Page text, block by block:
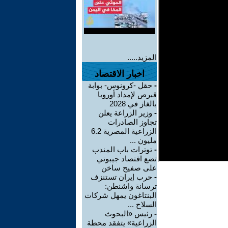
المزيد.....
اخبار الاقتصاد
- حقل -كرونوس- بوابة
قبرص لإمداد أوروبا
بالغاز في 2028
- وزير الزراعة يعلن
تجاوز الصادرات
الزراعية المصرية 6.2
مليون ...
- توترات باب المندب
تضع اقتصاد جيبوتي
على صفيح ساخن
- حرب إيران تستنزف
ترسانة واشنطن:
البنتاغون يمهل شركات
السلاح ...
- رئيس «البحوث
الزراعية» يتفقد محطة